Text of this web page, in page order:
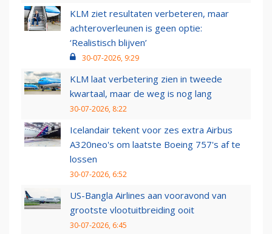
KLM ziet resultaten verbeteren, maar
achteroverleunen is geen optie:
‘Realistisch blijven’
30-07-2026, 9:29
KLM laat verbetering zien in tweede
kwartaal, maar de weg is nog lang
30-07-2026, 8:22
Icelandair tekent voor zes extra Airbus
A320neo's om laatste Boeing 757's af te
lossen
30-07-2026, 6:52
US-Bangla Airlines aan vooravond van
grootste vlootuitbreiding ooit
30-07-2026, 6:45